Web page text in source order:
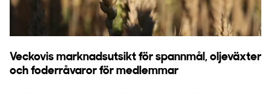
Veckovis marknadsutsikt för spannmål, oljeväxter
och foderråvaror för medlemmar